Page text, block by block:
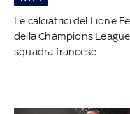
Le calciatrici del Lione
della Champions
squadra francese.